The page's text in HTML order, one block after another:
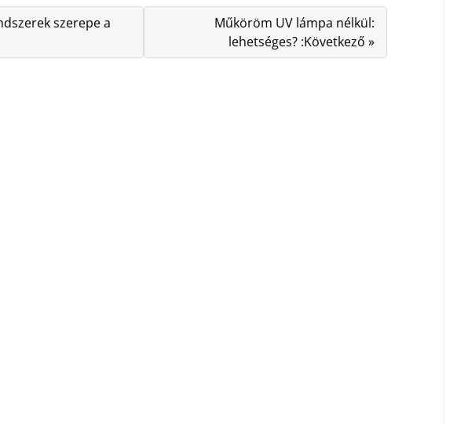
szerepe a
Műköröm UV lámpa nélkül:
lehetséges? :Következő »